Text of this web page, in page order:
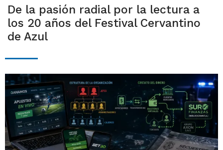
De la pasión radial por la lectura a
los 20 años del Festival Cervantino
de Azul